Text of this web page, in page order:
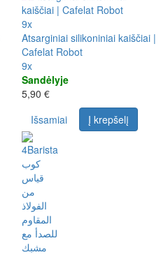
9x
Atsarginiai silikoniniai kaiščiai |
Cafelat Robot
9x
Sandėlyje
5,90 €
Išsamiai
Į krepšelį